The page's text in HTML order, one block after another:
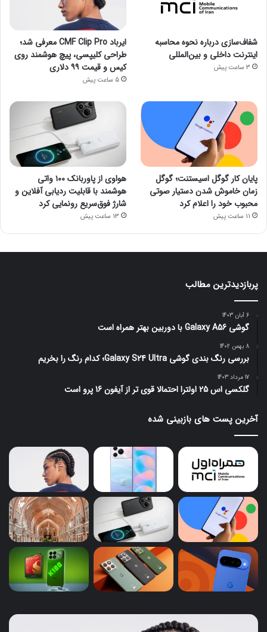
شفاف‌سازی درباره نحوه محاسبه
اینترنت داخلی و بین‌المللی
3 ساعت پیش
ایرباد CMF Clip Pro معرفی شد؛
طراحی کلیپسی، پیچ هوشمند روی
کیس و قیمت ۹۹ دلاری
5 ساعت پیش
پایان کار گوگل اسیستنت؛ گوگل
زمان خاموش شدن دستیار صوتی
محبوب خود را اعلام کرد
11 ساعت پیش
هواوی از پاوربانک ۱۰۰ واتی
هوشمند با قابلیت ردیابی آفلاین و
شارژ فوق‌سریع رونمایی کرد
13 ساعت پیش
پربازدیدترین مطالب
6 آبان 1403
گوشی Galaxy A56 با دوربین بهتر همراه است
8 بهمن 1402
بررسی رنگ بندی گوشی Galaxy S24 Ultra؛ کدام رنگ را بخریم
17 مرداد 1403
گلکسی اس 25 اولترا احتمالا قوی تر از آیفون 16 پرو است
آخرین پست های بازبینی شده
ایرباد